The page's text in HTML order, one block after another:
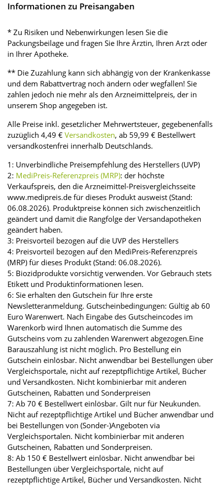
Informationen zu Preisangaben
* Zu Risiken und Nebenwirkungen lesen Sie die
Packungsbeilage und fragen Sie Ihre Ärztin, Ihren Arzt oder
in Ihrer Apotheke.
** Die Zuzahlung kann sich abhängig von der Krankenkasse
und dem Rabattvertrag noch ändern oder wegfallen! Sie
zahlen jedoch nie mehr als den Arzneimittelpreis, der in
unserem Shop angegeben ist.
Alle Preise inkl. gesetzlicher Mehrwertsteuer, gegebenenfalls
zuzüglich 4,49 € Versandkosten, ab 59,99 € Bestellwert
versandkostenfrei innerhalb Deutschlands.
1: Unverbindliche Preisempfehlung des Herstellers (UVP)
2: MediPreis-Referenzpreis (MRP): der höchste
Verkaufspreis, den die Arzneimittel-Preisvergleichsseite
www.medipreis.de für dieses Produkt ausweist (Stand:
06.08.2026). Produktpreise können sich zwischenzeitlich
geändert und damit die Rangfolge der Versandapotheken
geändert haben.
3: Preisvorteil bezogen auf die UVP des Herstellers
4: Preisvorteil bezogen auf den MediPreis-Referenzpreis
(MRP) für dieses Produkt (Stand: 06.08.2026).
5: Biozidprodukte vorsichtig verwenden. Vor Gebrauch stets
Etikett und Produktinformationen lesen.
6: Sie erhalten den Gutschein für Ihre erste
Newsletteranmeldung. Gutscheinbedingungen: Gültig ab 60
Euro Warenwert. Nach Eingabe des Gutscheincodes im
Warenkorb wird Ihnen automatisch die Summe des
Gutscheins vom zu zahlenden Warenwert abgezogen.Eine
Barauszahlung ist nicht möglich. Pro Bestellung ein
Gutschein einlösbar. Nicht anwendbar bei Bestellungen über
Vergleichsportale, nicht auf rezeptpflichtige Artikel, Bücher
und Versandkosten. Nicht kombinierbar mit anderen
Gutscheinen, Rabatten und Sonderpreisen
7: Ab 70 € Bestellwert einlösbar. Gilt nur für Neukunden.
Nicht auf rezeptpflichtige Artikel und Bücher anwendbar und
bei Bestellungen von (Sonder-)Angeboten via
Vergleichsportalen. Nicht kombinierbar mit anderen
Gutscheinen, Rabatten und Sonderpreisen.
8: Ab 150 € Bestellwert einlösbar. Nicht anwendbar bei
Bestellungen über Vergleichsportale, nicht auf
rezeptpflichtige Artikel, Bücher und Versandkosten. Nicht